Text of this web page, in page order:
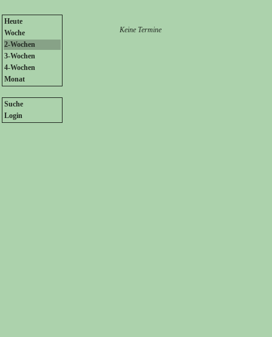
Heute
Woche
2-Wochen
3-Wochen
4-Wochen
Monat
Suche
Login
Keine Termine